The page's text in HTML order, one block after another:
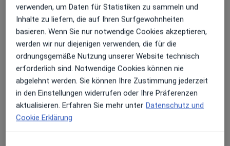
Funktionen beeinträchtigt sind. Erfahren Sie welche
Leistungen Sie in meiner Praxis in Anspruch nehmen
können und wie ich Ihnen helfen kann für Ihre
Gesundheit zu sorgen:
Manuelle Therapie
Behandlung craniomandibulärer Dysfunktionen
Wärmeanwendungen
Kinesiotaping
Elektrotherapie
verwenden, um Daten für Statistiken zu sammeln und
Inhalte zu liefern, die auf Ihren Surfgewohnheiten
basieren. Wenn Sie nur notwendige Cookies akzeptieren,
werden wir nur diejenigen verwenden, die für die
ordnungsgemäße Nutzung unserer Website technisch
erforderlich sind. Notwendige Cookies können nie
abgelehnt werden. Sie können Ihre Zustimmung jederzeit
in den Einstellungen widerrufen oder Ihre Präferenzen
aktualisieren. Erfahren Sie mehr unter Datenschutz und
Cookie Erklärung